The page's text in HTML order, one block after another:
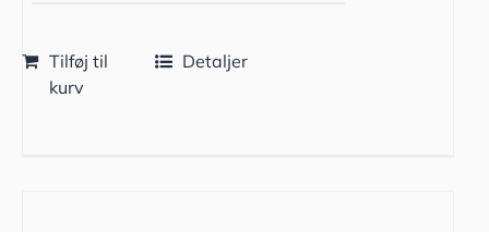
Tilføj til
kurv
Detaljer